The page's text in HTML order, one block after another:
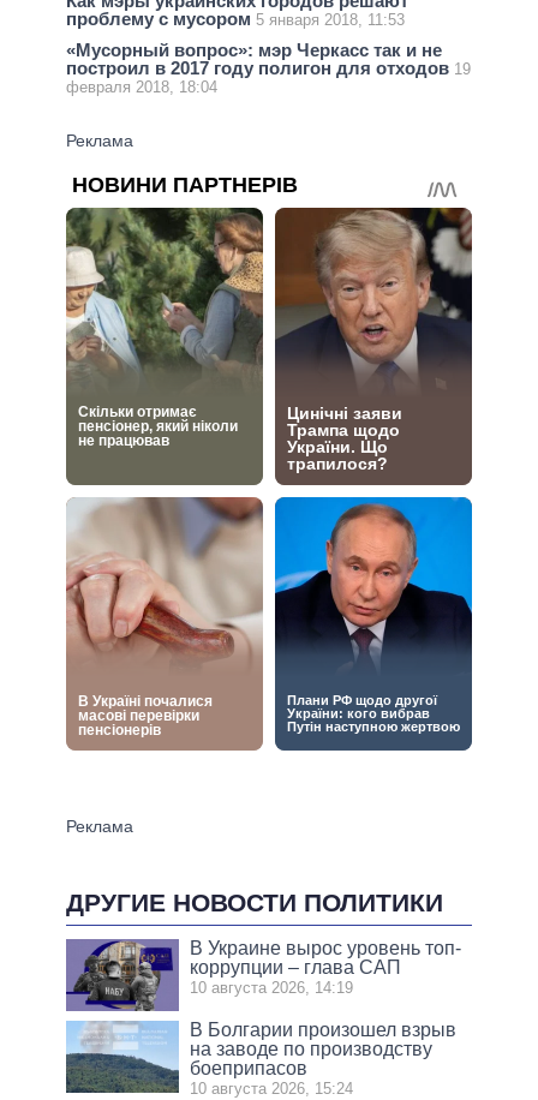
проблему с мусором 5 января 2018, 11:53
«Мусорный вопрос»: мэр Черкасс так и не
построил в 2017 году полигон для отходов 19
февраля 2018, 18:04
ДРУГИЕ НОВОСТИ ПОЛИТИКИ
В Украине вырос уровень топ-
коррупции – глава САП
10 августа 2026, 14:19
В Болгарии произошел взрыв
на заводе по производству
боеприпасов
10 августа 2026, 15:24